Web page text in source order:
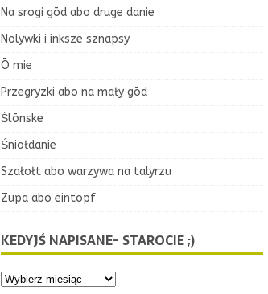
Na srogi gōd abo druge danie
Nolywki i inksze sznapsy
Ō mie
Przegryzki abo na mały gōd
Ślōnske
Śniołdanie
Szałołt abo warzywa na talyrzu
Zupa abo eintopf
KEDYJŚ NAPISANE- STAROCIE ;)